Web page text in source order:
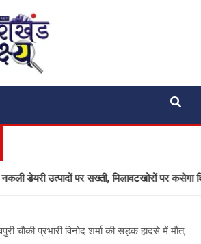
Shakshya
उत्पादों पर सख्ती, मिलावटखोरों पर कसेगा
चौकी प्रभारी विनोद शर्मा की सड़क हादसे में मौत,